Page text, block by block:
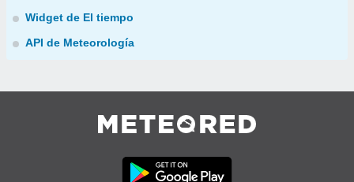
Widget de El tiempo
API de Meteorología